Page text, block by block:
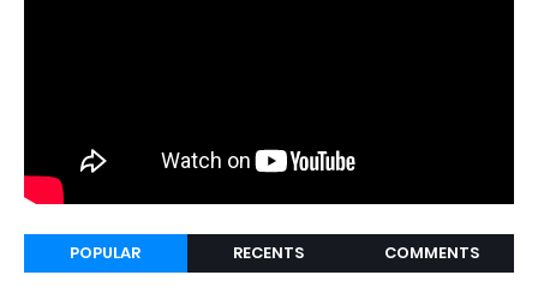
POPULAR RECENTS COMMENTS